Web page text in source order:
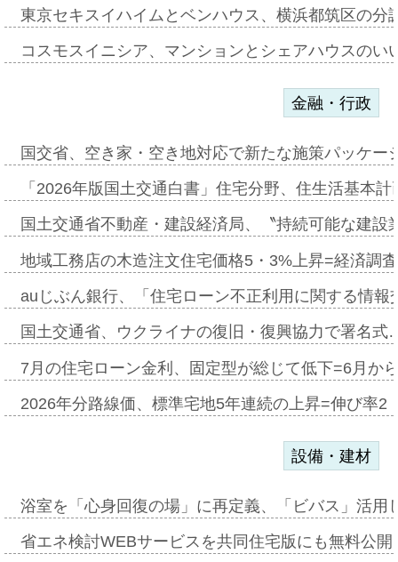
東京セキスイハイムとベンハウス、横浜都筑区の
コスモスイニシア、マンションとシェアハウスの
金融・行政
国交省、空き家・空き地対応で新たな施策パッケ
「2026年版国土交通白書」住宅分野、住生活基本
国土交通省不動産・建設経済局、〝持続可能な建
地域工務店の木造注文住宅価格5・3%上昇=経済調
auじぶん銀行、「住宅ローン不正利用に関する情
国土交通省、ウクライナの復旧・復興協力で署名
7月の住宅ローン金利、固定型が総じて低下=6月か
2026年分路線価、標準宅地5年連続の上昇=伸び率
設備・建材
浴室を「心身回復の場」に再定義、「ビバス」活
省エネ検討WEBサービスを共同住宅版にも無料公